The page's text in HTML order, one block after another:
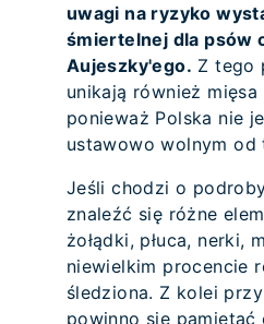
uwagi na ryzyko
śmiertelnej dla psów
Aujeszky'ego. Z tego
unikają również
ponieważ Polska nie
ustawowo wolnym od
Jeśli chodzi o
znaleźć się różne
żołądki, płuca, nerki,
niewielkim procencie
śledziona. Z kolei
powinno się pamiętać